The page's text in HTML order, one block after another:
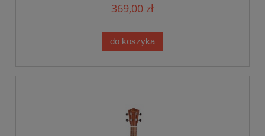
369,00 zł
do koszyka